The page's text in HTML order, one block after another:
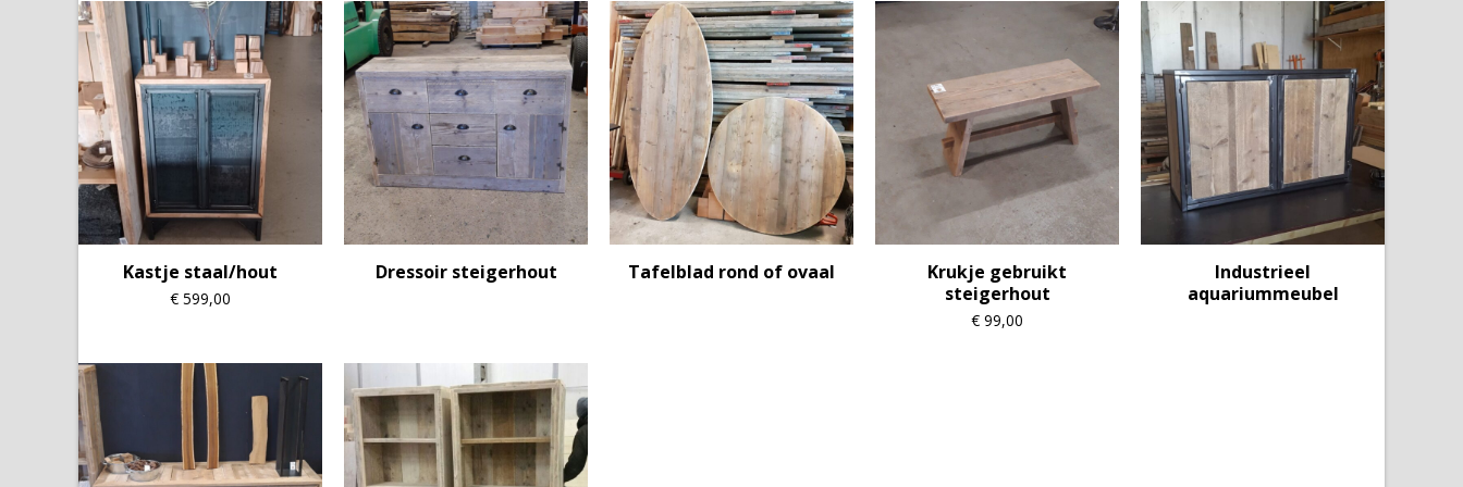
nieuwste
Kastje staal/hout
€ 599,00
Dressoir steigerhout Tafelblad rond of ovaal
Krukje gebruikt
steigerhout
€ 99,00
Industrieel
aquariummeubel